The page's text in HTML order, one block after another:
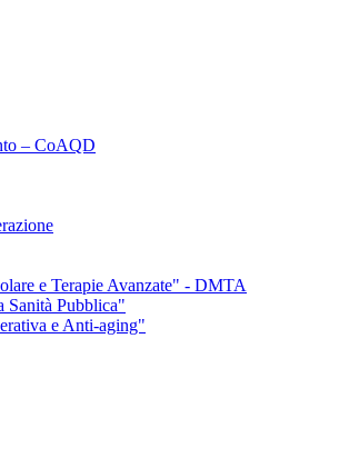
– CoAQD
e Terapie Avanzate" - DMTA
Sanità Pubblica"
e Anti-aging"